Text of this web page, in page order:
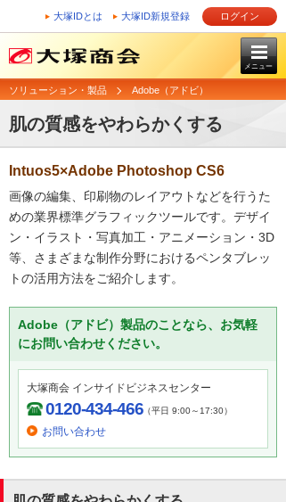
大塚IDとは 大塚ID新規登録 ログイン
メニュー
ソリューション・製品 Adobe（アドビ）
肌の質感をやわらかくする
Intuos5×Adobe Photoshop CS6
画像の編集、印刷物のレイアウトなどを行うた
めの業界標準グラフィックツールです。デザイ
ン・イラスト・写真加工・アニメーション・3D
等、さまざまな制作分野におけるペンタブレッ
トの活用方法をご紹介します。
Adobe（アドビ）製品のことなら、お気軽
にお問い合わせください。
大塚商会 インサイドビジネスセンター
0120-434-466（平日 9:00～17:30）
お問い合わせ